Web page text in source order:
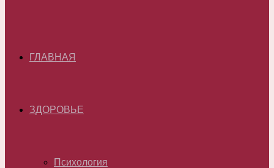
ГЛАВНАЯ
ЗДОРОВЬЕ
Психология